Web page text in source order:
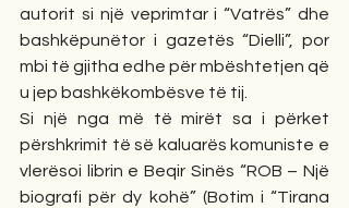
autorit si një veprimtar i “Vatrës” dhe
bashkëpunëtor i gazetës “Dielli”, por
mbi të gjitha edhe për mbështetjen që
u jep bashkëkombësve të tij.
Si një nga më të mirët sa i përket
përshkrimit të së kaluarës komuniste e
vlerësoi librin e Beqir Sinës “ROB – Një
biografi për dy kohë” (Botim i “Tirana